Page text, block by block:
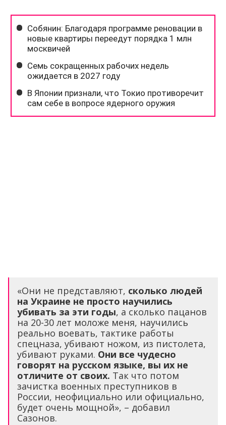
«Они не представляют, сколько людей
на Украине не просто научились
убивать за эти годы, а сколько пацанов
на 20-30 лет моложе меня, научились
реально воевать, тактике работы
спецназа, убивают ножом, из пистолета,
убивают руками. Они все чудесно
говорят на русском языке, вы их не
отличите от своих. Так что потом
зачистка военных преступников в
России, неофициально или официально,
будет очень мощной», – добавил
Сазонов.